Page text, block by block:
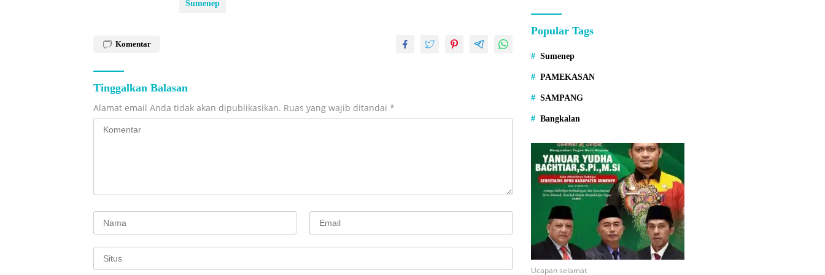
Sumenep
Komentar
Tinggalkan Balasan
Alamat email Anda tidak akan dipublikasikan. Ruas yang wajib ditandai *
Popular Tags
Sumenep
PAMEKASAN
SAMPANG
Bangkalan
Ucapan selamat